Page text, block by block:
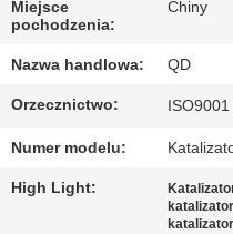
JAKOŚCI
SKONTAKTUJ
SIĘ
Z
NAMI
Miejsce
pochodzenia:
Chiny
Nazwa handlowa: QD
Orzecznictwo:
Numer modelu:
High Light: